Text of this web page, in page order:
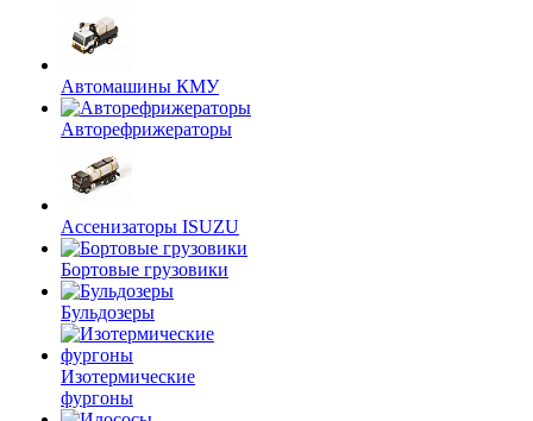
Автомашины КМУ
Авторефрижераторы
Ассенизаторы ISUZU
Бортовые грузовики
Бульдозеры
Изотермические
фургоны